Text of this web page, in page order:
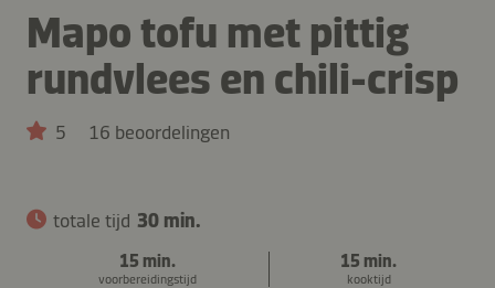
Mapo tofu met pittig
rundvlees en chili-crisp
5 16 beoordelingen
totale tijd 30 min.
15 min.
voorbereidingstijd
15 min.
kooktijd